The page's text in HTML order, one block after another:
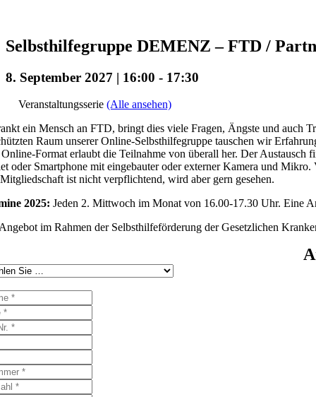
Selbsthilfegruppe DEMENZ – FTD /
8. September 2027 | 16:00 - 17:30
Veranstaltungsserie (Alle ansehen)
ein Mensch an FTD, bringt dies viele Fragen, Ängste und auch
Raum unserer Online-Selbsthilfegruppe tauschen wir
Format erlaubt die Teilnahme von überall her. Der
oder Smartphone mit eingebauter oder externer Kamera und
ist nicht verpflichtend, wird aber gern gesehen.
2025: Jeden 2. Mittwoch im Monat von 16.00-17.30 Uhr. Eine
im Rahmen der Selbsthilfeförderung der Gesetzlichen